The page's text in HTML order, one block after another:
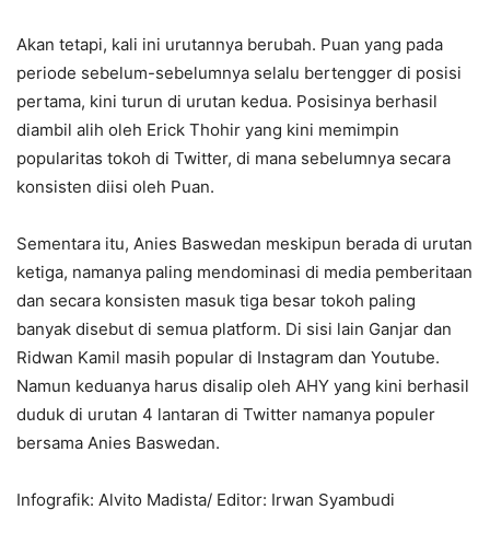
Akan tetapi, kali ini urutannya berubah. Puan yang pada
periode sebelum-sebelumnya selalu bertengger di posisi
pertama, kini turun di urutan kedua. Posisinya berhasil
diambil alih oleh Erick Thohir yang kini memimpin
popularitas tokoh di Twitter, di mana sebelumnya secara
konsisten diisi oleh Puan.
Sementara itu, Anies Baswedan meskipun berada di urutan
ketiga, namanya paling mendominasi di media pemberitaan
dan secara konsisten masuk tiga besar tokoh paling
banyak disebut di semua platform. Di sisi lain Ganjar dan
Ridwan Kamil masih popular di Instagram dan Youtube.
Namun keduanya harus disalip oleh AHY yang kini berhasil
duduk di urutan 4 lantaran di Twitter namanya populer
bersama Anies Baswedan.
Infografik: Alvito Madista/ Editor: Irwan Syambudi